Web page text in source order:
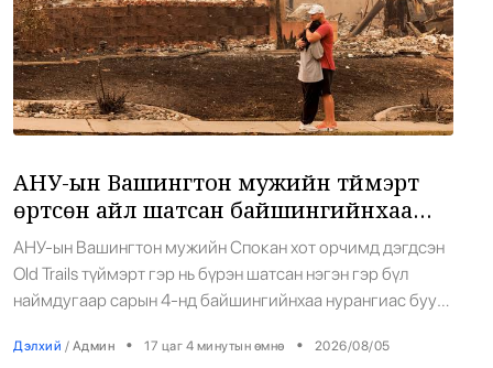
12
Бүх шатанд хэмнэлтийн горимд
шилжиж, найр наадам, зөвлөгөөн, гадаад
томилолтыг хориглолоо
13
АИ-95 бензин 5600 төгрөгийн өөрийн өртөгтэй
орж ирэхээр байна
Засгийн газар/ АДМИН • 12 цаг 19 минутын өмнө
АНУ-ын Вашингтон мужийн түймэрт
өртсөн айл шатсан байшингийнхаа
нурангиас буу, төмөр сейфээ гарган
авчээ
АНУ-ын Вашингтон мужийн Спокан хот орчимд дэгдсэн
Old Trails түймэрт гэр нь бүрэн шатсан нэгэн гэр бүл
наймдугаар сарын 4-нд байшингийнхаа нурангиас буу
Хүчтэй салхи, хуурайшилтын улмаас богино хугацаанд
Дэлхий / Админ • 17 цаг 4 минутын өмнө • 2026/08/05